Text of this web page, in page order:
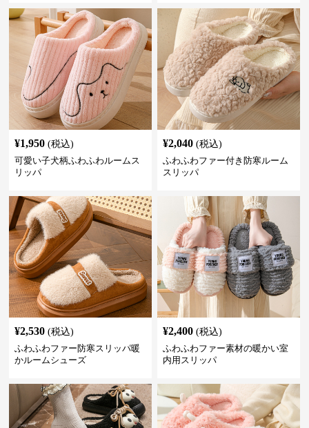
¥1,950 (税込)
可愛い子犬柄ふわふわルームス
リッパ
¥2,040 (税込)
ふわふわファー付き防寒ルーム
スリッパ
¥2,530 (税込)
ふわふわファー防寒スリッパ暖
かルームシューズ
¥2,400 (税込)
ふわふわファー素材の暖かい室
内用スリッパ